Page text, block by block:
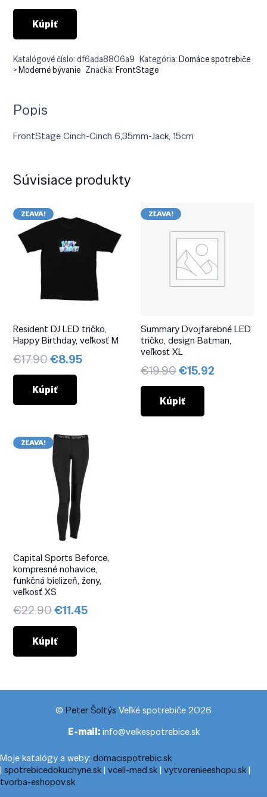
Kúpiť
Katalógové číslo:df6ada8806a9 Kategória:Domáce spotrebiče
> Moderné bývanie Značka:FrontStage
Popis
FrontStage Cinch-Cinch 6,35mm-Jack, 15cm
Súvisiace produkty
ZĽAVA!
Resident DJ LED tričko,
Happy Birthday, veľkosť M
€17.90Pôvodná
cena
bola:
€17.90.
€8.95Aktuálna
Kúpiť
ZĽAVA!
Summary Dvojfarebné LED
tričko, design Batman,
veľkosť XL
€19.90Pôvodná
cena
bola:
€19.90.
€15.92
Kúpiť
ZĽAVA!
Capital Sports Beforce,
kompresné nohavice,
funkčná bielizeň, ženy,
veľkosť XS
€22.90Pôvodná
cena
bola:
€22.90.
€11.45Aktuálna
Kúpiť
© Peter Šoltýs Veľké spotrebiče 2026
E-mail:info@velkespotrebice.sk
Moje katalógy a weby: domacispotrebic.sk
| spotrebicedokuchyne.sk| vceli-med.sk| vytvorenieeshopu.sk|
tvorba-eshopov.sk